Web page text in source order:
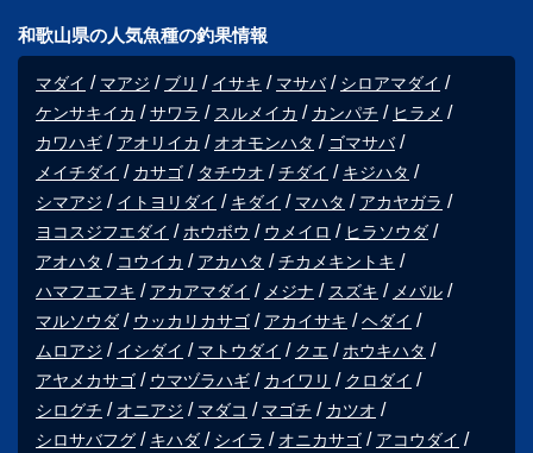
和歌山県の人気魚種の釣果情報
マダイ マアジ ブリ イサキ マサバ
シロアマダイ
ケンサキイカ
サワラ スルメイカ カンパチ
ヒラメ
カワハギ
アオリイカ オオモンハタ
ゴマサバ
メイチダイ
カサゴ タチウオ チダイ
キジハタ
シマアジ
イトヨリダイ キダイ マハタ
アカヤガラ
ヨコスジフエダイ
ホウボウ ウメイロ
ヒラソウダ
アオハタ
コウイカ アカハタ
チカメキントキ
ハマフエフキ
アカアマダイ メジナ スズキ
メバル
マルソウダ
ウッカリカサゴ アカイサキ
ヘダイ
ムロアジ
イシダイ マトウダイ クエ
ホウキハタ
アヤメカサゴ
ウマヅラハギ カイワリ
クロダイ
シログチ
オニアジ マダコ マゴチ
カツオ
シロサバフグ
キハダ シイラ オニカサゴ
アコウダイ